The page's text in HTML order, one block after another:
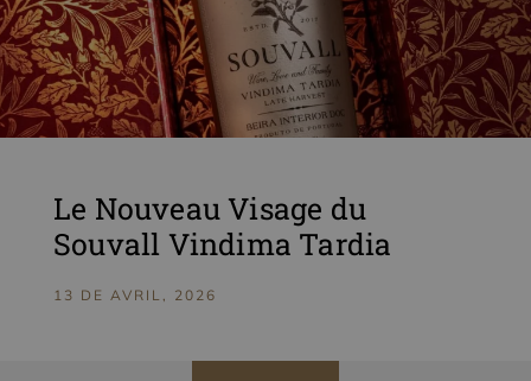
Le Nouveau Visage du
Souvall Vindima Tardia
13 DE AVRIL, 2026